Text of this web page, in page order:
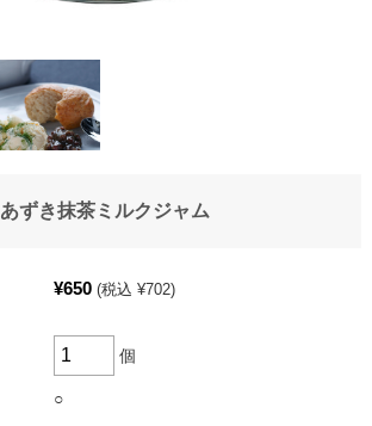
あずき抹茶ミルクジャム
¥650 (税込 ¥702)
個
○